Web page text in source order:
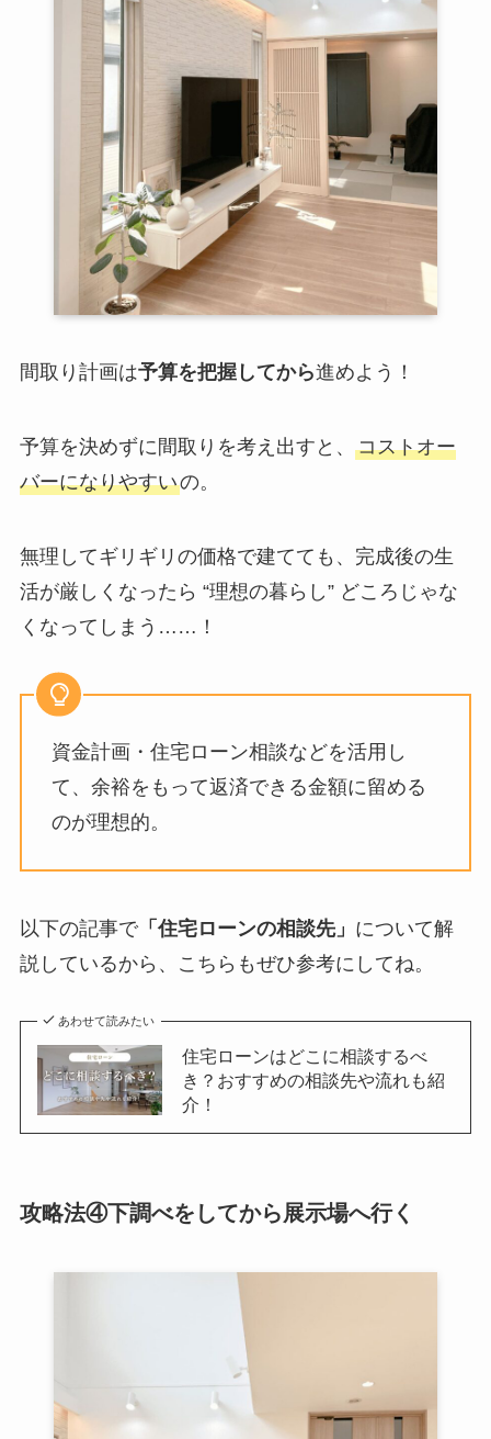
間取り計画は予算を把握してから進めよう！
予算を決めずに間取りを考え出すと、 コストオー
バーになりやすいの。
無理してギリギリの価格で建てても、完成後の生
活が厳しくなったら “理想の暮らし” どころじゃな
くなってしまう……！
資金計画・住宅ローン相談などを活用し
て、余裕をもって返済できる金額に留める
のが理想的。
以下の記事で「住宅ローンの相談先」 について解
説しているから、こちらもぜひ参考にしてね。
あわせて読みたい
住宅ローンはどこに相談するべ
き？おすすめの相談先や流れも紹
介！
攻略法④下調べをしてから展示場へ行く